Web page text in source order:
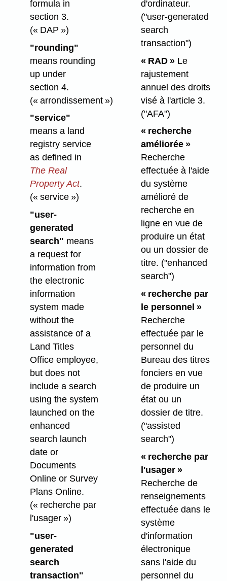
formula in
section 3.
(« DAP »)
"rounding"
means rounding
up under
section 4.
(« arrondissement »)
"service"
means a land
registry service
as defined in
The Real
Property Act.
(« service »)
"user-
generated
search" means
a request for
information from
the electronic
information
system made
without the
assistance of a
Land Titles
Office employee,
but does not
include a search
using the system
launched on the
enhanced
search launch
date or
Documents
Online or Survey
Plans Online.
(« recherche par
l'usager »)
"user-
generated
search
transaction"
d'ordinateur.
("user-generated
search
transaction")
« RAD »Le
rajustement
annuel des droits
visé à l'article 3.
("AFA")
« recherche
améliorée »
Recherche
effectuée à l'aide
du système
amélioré de
recherche en
ligne en vue de
produire un état
ou un dossier de
titre. ("enhanced
search")
« recherche par
le personnel »
Recherche
effectuée par le
personnel du
Bureau des titres
fonciers en vue
de produire un
état ou un
dossier de titre.
("assisted
search")
« recherche par
l'usager »
Recherche de
renseignements
effectuée dans le
système
d'information
électronique
sans l'aide du
personnel du